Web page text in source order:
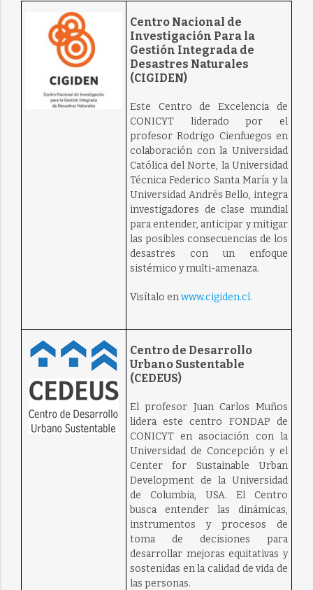
Centro Nacional de
Investigación Para la
Gestión Integrada de
Desastres Naturales
(CIGIDEN)
Este Centro de Excelencia de
CONICYT liderado por el
profesor Rodrigo Cienfuegos en
colaboración con la Universidad
Católica del Norte, la Universidad
Técnica Federico Santa María y la
Universidad Andrés Bello, integra
investigadores de clase mundial
para entender, anticipar y mitigar
las posibles consecuencias de los
desastres con un enfoque
sistémico y multi-amenaza.
Visítalo enwww.cigiden.cl.
Centro de Desarrollo
Urbano Sustentable
(CEDEUS)
El profesor Juan Carlos Muños
lidera este centro FONDAP de
CONICYT en asociación con la
Universidad de Concepción y el
Center for Sustainable Urban
Development de la Universidad
de Columbia, USA. El Centro
busca entender las dinámicas,
instrumentos y procesos de
toma de decisiones para
desarrollar mejoras equitativas y
sostenidas en la calidad de vida de
las personas.